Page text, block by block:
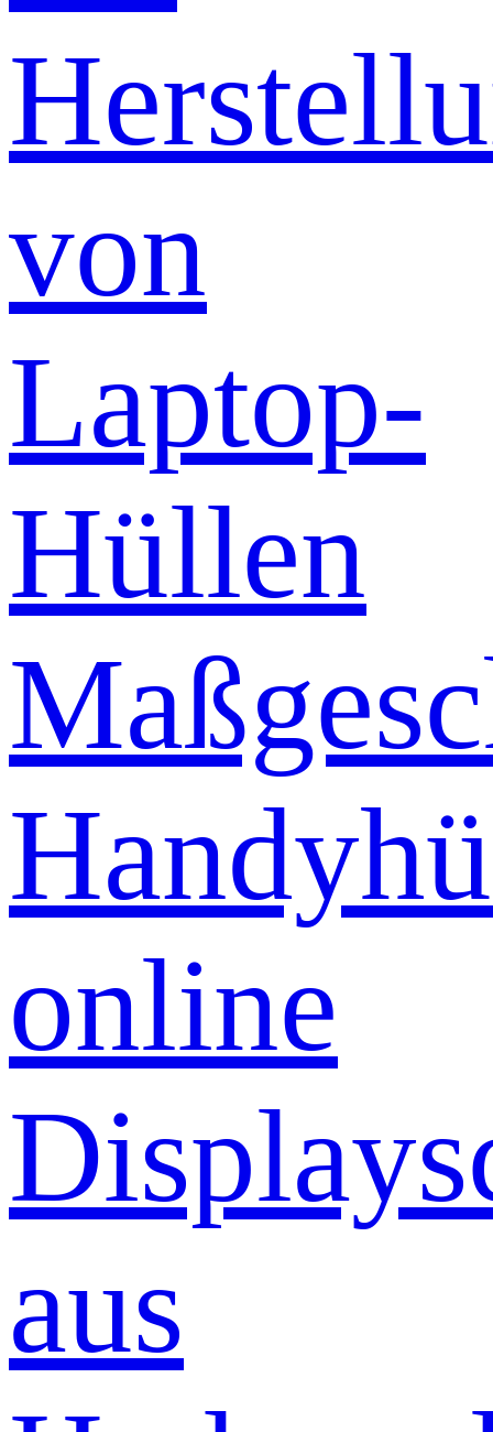
von
Laptop-
Hüllen
online
aus